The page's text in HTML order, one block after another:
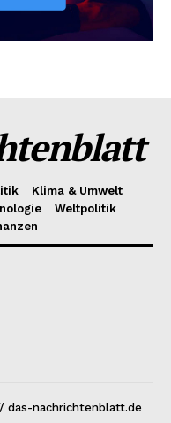
Klima & Umwelt
Weltpolitik
das-nachrichtenblatt.de